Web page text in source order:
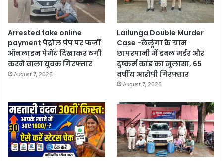
Arrested fake online
payment पेट्रोल पंप पर फर्जी
ऑनलाइन पेमेंट दिखाकर ठगी
करने वाला युवक गिरफ्तार
August 7, 2026
Lailunga Double Murder
Case -लैलूंगा के ग्राम
छापरपानी में डबल मर्डर और
दुष्कर्म कांड का खुलासा, 65
वर्षीय आरोपी गिरफ्तार
August 7, 2026